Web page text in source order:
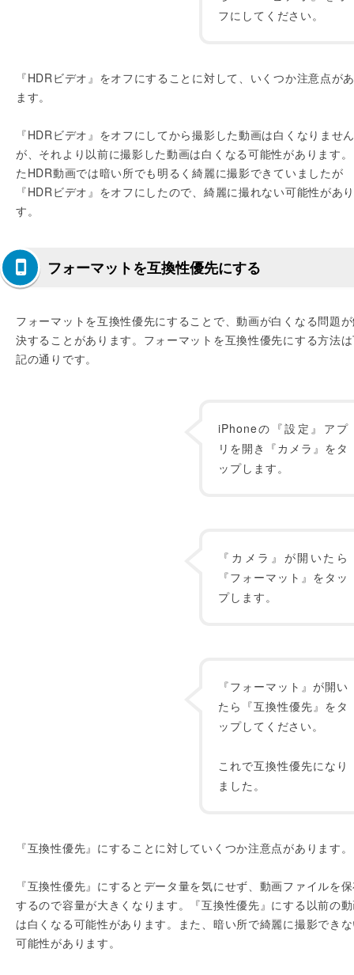
フにしてください。
『HDRビデオ』をオフにすることに対して、いくつか注意点が
ます。
『HDRビデオ』をオフにしてから撮影した動画は白くなりません
が、それより以前に撮影した動画は白くなる可能性があります
たHDR動画では暗い所でも明るく綺麗に撮影できていましたが
『HDRビデオ』をオフにしたので、綺麗に撮れない可能性があ
す。
フォーマットを互換性優先にする
フォーマットを互換性優先にすることで、動画が白くなる問題
決することがあります。フォーマットを互換性優先にする方法
記の通りです。
iPhoneの『設定』アプ
リを開き『カメラ』をタ
ップします。
『カメラ』が開いたら
『フォーマット』をタッ
プします。
『フォーマット』が開い
たら『互換性優先』をタ
ップしてください。
これで互換性優先になり
ました。
『互換性優先』にすることに対していくつか注意点があります。
『互換性優先』にするとデータ量を気にせず、動画ファイルを
するので容量が大きくなります。『互換性優先』にする以前の
は白くなる可能性があります。また、暗い所で綺麗に撮影でき
可能性があります。